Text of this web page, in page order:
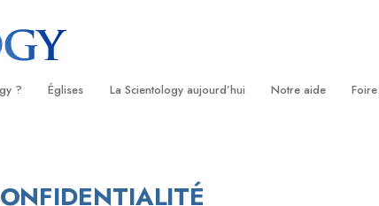
? Églises La Scientology aujourd’hui Notre aide